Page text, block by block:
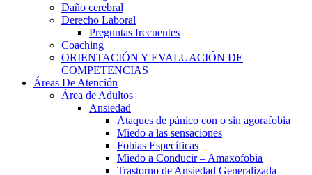
Daño cerebral
Derecho Laboral
Preguntas frecuentes
Coaching
ORIENTACIÓN Y EVALUACIÓN DE
COMPETENCIAS
Áreas De Atención
Área de Adultos
Ansiedad
Ataques de pánico con o sin agorafobia
Miedo a las sensaciones
Fobias Específicas
Miedo a Conducir – Amaxofobia
Trastorno de Ansiedad Generalizada